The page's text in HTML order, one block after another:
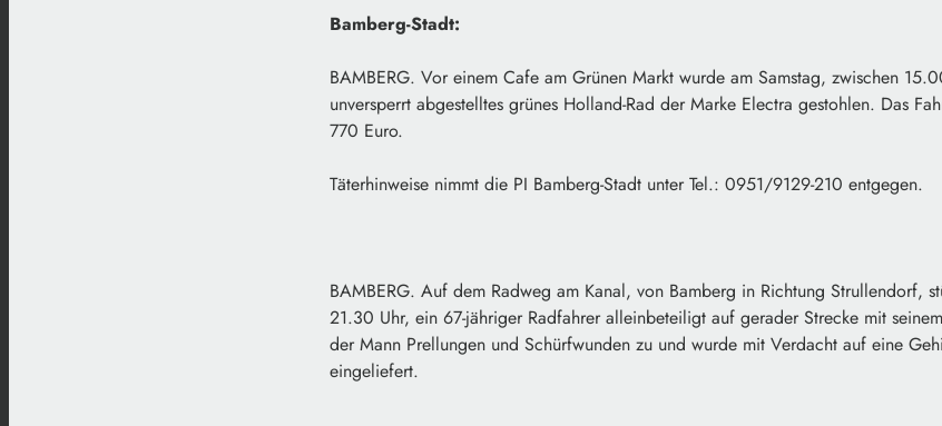
Bamberg-Stadt:
BAMBERG. Vor einem Cafe am Grünen Markt wurde am Samstag, zwischen
unversperrt abgestelltes grünes Holland-Rad der Marke Electra gestohlen. Das
770 Euro.
Täterhinweise nimmt die PI Bamberg-Stadt unter Tel.: 0951/9129-210 entgegen.
BAMBERG. Auf dem Radweg am Kanal, von Bamberg in Richtung Strullendorf,
21.30 Uhr, ein 67-jähriger Radfahrer alleinbeteiligt auf gerader Strecke mit
der Mann Prellungen und Schürfwunden zu und wurde mit Verdacht auf eine
eingeliefert.